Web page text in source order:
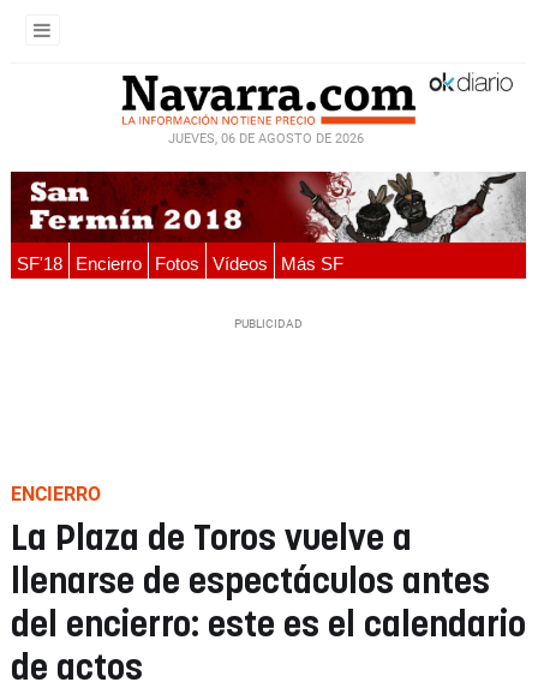
JUEVES, 06 DE AGOSTO DE 2026
SF'18 Encierro Fotos Vídeos Más SF
ENCIERRO
La Plaza de Toros vuelve a
llenarse de espectáculos antes
del encierro: este es el calendario
de actos